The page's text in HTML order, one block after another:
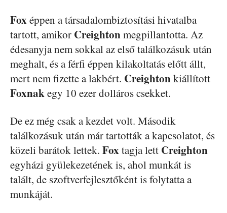
Fox éppen a társadalombiztosítási hivatalba
tartott, amikor Creightonmegpillantotta. Az
édesanyja nem sokkal az első találkozásuk után
meghalt, és a férfi éppen kilakoltatás előtt állt,
mert nem fizette a lakbért. Creightonkiállított
Foxnakegy 10 ezer dolláros csekket.
De ez még csak a kezdet volt. Második
találkozásuk után már tartották a kapcsolatot, és
közeli barátok lettek. Fox tagja lett Creighton
egyházi gyülekezetének is, ahol munkát is
talált, de szoftverfejlesztőként is folytatta a
munkáját.